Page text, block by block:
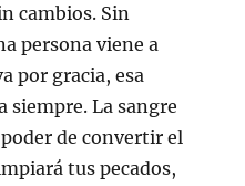
cambios. Sin
persona viene a
por gracia, esa
siempre. La sangre
de convertir el
tus pecados,